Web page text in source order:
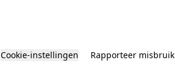
Cookie-instellingen Rapporteer misbruik